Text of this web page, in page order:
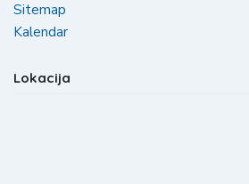
Sitemap
Kalendar
Lokacija